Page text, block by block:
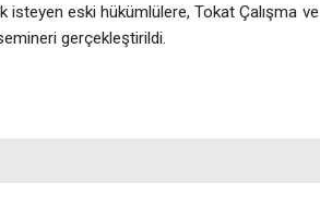
isteyen eski hükümlülere, Tokat Çalışma ve
gerçekleştirildi.